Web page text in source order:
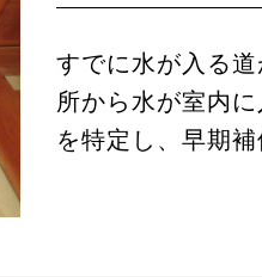
すでに水が入る
所から水が室内
を特定し、早期補